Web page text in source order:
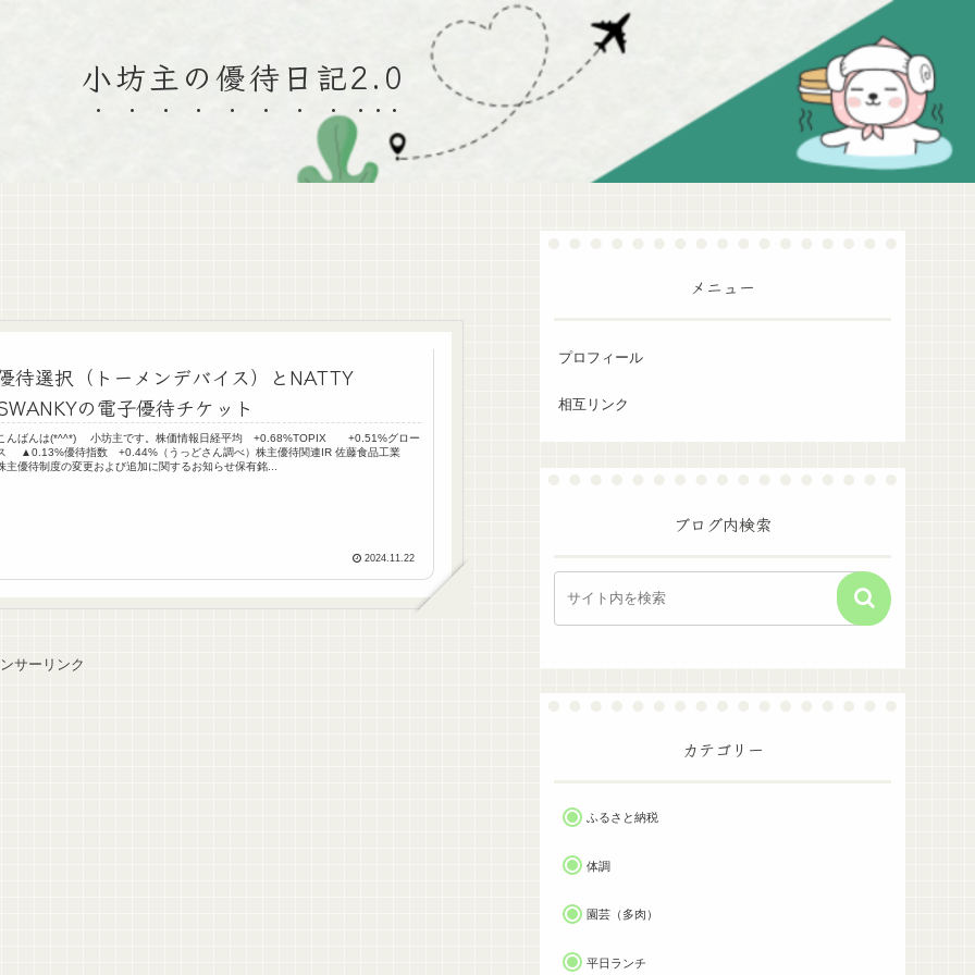
小坊主の優待日記2.0
待選択（トーメンデバイス）とNATTY
の電子優待チケット
んばんは(*^^*) 小坊主です。株価情報日経平均 +0.68%TOPIX +0.51%グロー
▲0.13%優待指数 +0.44%（うっどさん調べ）株主優待関連IR 佐藤食品工業
主優待制度の変更および追加に関するお知らせ保有銘...
2024.11.22
サーリンク
メニュー
プロフィール
相互リンク
ブログ内検索
カテゴリー
ふるさと納税
体調
園芸（多肉）
平日ランチ